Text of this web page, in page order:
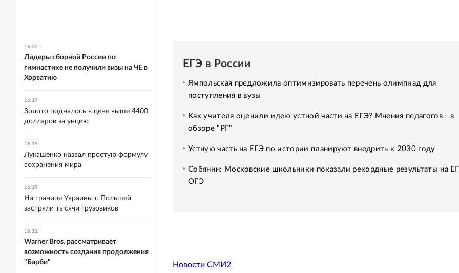
ЕГЭ в России
Ямпольская предложила оптимизировать перечень олимпиад для
поступления в вузы
Как учителя оценили идею устной части на ЕГЭ? Мнения педагогов - в
обзоре "РГ"
Устную часть на ЕГЭ по истории планируют внедрить к 2030 году
Собянин: Московские школьники показали рекордные результаты на
ОГЭ
Новости СМИ2
16:32
Лидеры сборной России по
гимнастике не получили визы на ЧЕ в
Хорватию
16:19
Золото поднялось в цене выше 4400
долларов за унцию
16:19
Лукашенко назвал простую формулу
сохранения мира
16:19
На границе Украины с Польшей
застряли тысячи грузовиков
16:12
Warner Bros. рассматривает
возможность создания продолжения
"Барби"